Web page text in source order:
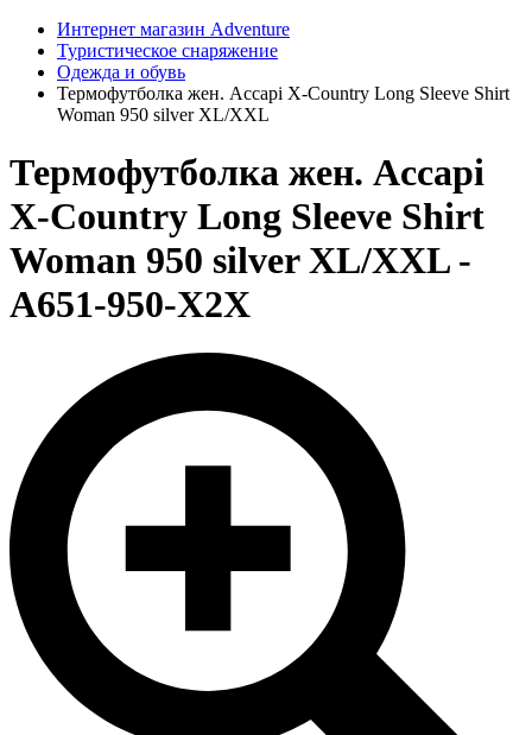
Интернет магазин Adventure
Туристическое снаряжение
Одежда и обувь
Термофутболка жен. Accapi X-Country Long Sleeve Shirt
Woman 950 silver XL/XXL
Термофутболка жен. Accapi
X-Country Long Sleeve Shirt
Woman 950 silver XL/XXL -
A651-950-X2X